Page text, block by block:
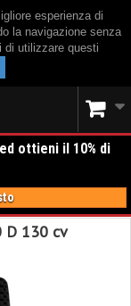
esperienza di
la navigazione senza
di utilizzare questi
ed ottieni il 10% di
D 130 cv